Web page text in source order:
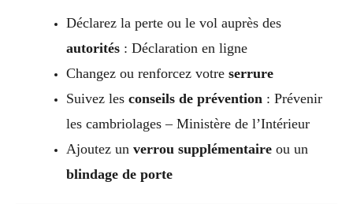
Déclarez la perte ou le vol auprès des
autorités: Déclaration en ligne
Changez ou renforcez votre serrure
Suivez les conseils de prévention: Prévenir
les cambriolages – Ministère de l’Intérieur
Ajoutez un verrou supplémentaireou un
blindage de porte